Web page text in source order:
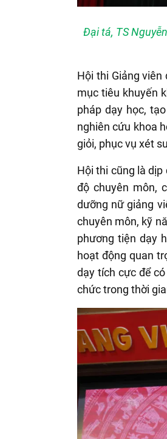
Đại tá, TS
Hội thi Giảng
mục tiêu khuyến
pháp dạy học,
nghiên cứu khoa
giỏi, phục vụ xét
Hội thi cũng là dịp
độ chuyên môn,
dưỡng nữ giảng
chuyên môn, kỹ
phương tiện dạy
hoạt động quan
dạy tích cực để
chức trong thời